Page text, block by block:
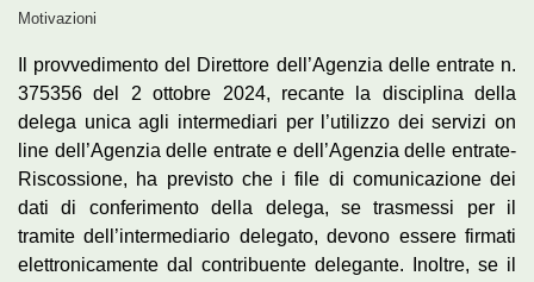
Motivazioni
Il provvedimento del Direttore dell’Agenzia delle entrate n.
375356 del 2 ottobre 2024, recante la disciplina della
delega unica agli intermediari per l’utilizzo dei servizi on
line dell’Agenzia delle entrate e dell’Agenzia delle entrate-
Riscossione, ha previsto che i file di comunicazione dei
dati di conferimento della delega, se trasmessi per il
tramite dell’intermediario delegato, devono essere firmati
elettronicamente dal contribuente delegante. Inoltre, se il